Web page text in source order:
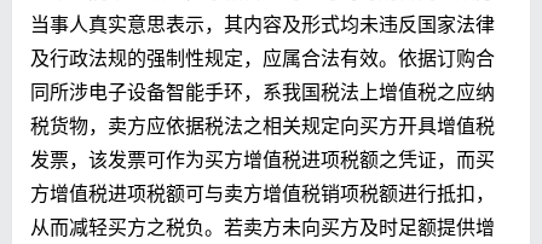
当事人真实意思表示，其内容及形式均未违反国家法律
及行政法规的强制性规定，应属合法有效。依据订购合
同所涉电子设备智能手环，系我国税法上增值税之应纳
税货物，卖方应依据税法之相关规定向买方开具增值税
发票，该发票可作为买方增值税进项税额之凭证，而买
方增值税进项税额可与卖方增值税销项税额进行抵扣，
从而减轻买方之税负。若卖方未向买方及时足额提供增